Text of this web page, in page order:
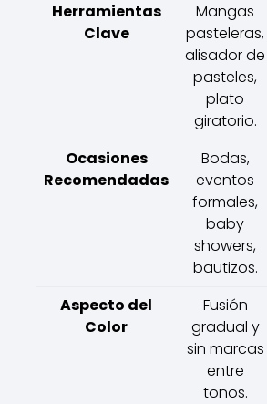
Herramientas
Clave
Mangas
pasteleras,
alisador de
pasteles,
plato
giratorio.
Ocasiones
Recomendadas
Bodas,
eventos
formales,
baby
showers,
bautizos.
Aspecto del
Color
Fusión
gradual y
sin marcas
entre
tonos.